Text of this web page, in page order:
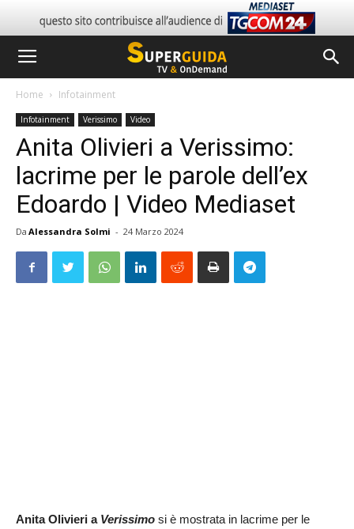
Home Infotainment
Infotainment Verissimo Video
Anita Olivieri a Verissimo:
lacrime per le parole dell’ex
Edoardo | Video Mediaset
Da Alessandra Solmi - 24 Marzo 2024
Anita Olivieri a Verissimo si è mostrata in lacrime per le